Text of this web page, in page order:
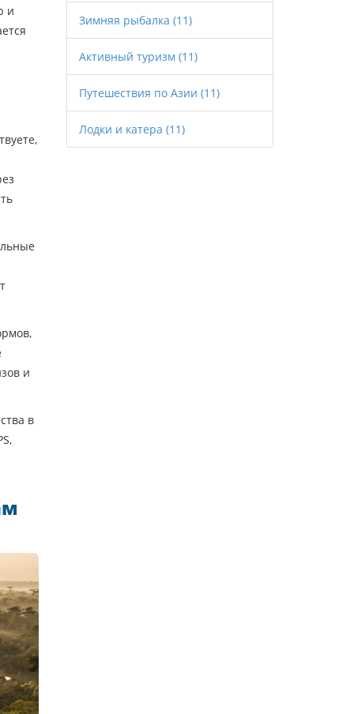
и
и
в
Зимняя рыбалка (11)
Активный туризм (11)
Путешествия по Азии (11)
Лодки и катера (11)